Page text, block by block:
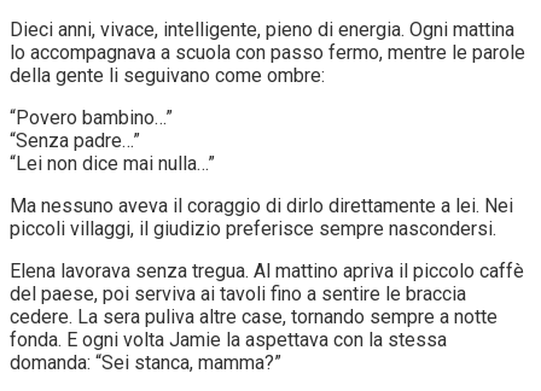
Dieci anni, vivace, intelligente, pieno di energia. Ogni mattina
lo accompagnava a scuola con passo fermo, mentre le parole
della gente li seguivano come ombre:
“Povero bambino…”
“Senza padre…”
“Lei non dice mai nulla…”
Ma nessuno aveva il coraggio di dirlo direttamente a lei. Nei
piccoli villaggi, il giudizio preferisce sempre nascondersi.
Elena lavorava senza tregua. Al mattino apriva il piccolo caffè
del paese, poi serviva ai tavoli fino a sentire le braccia
cedere. La sera puliva altre case, tornando sempre a notte
fonda. E ogni volta Jamie la aspettava con la stessa
domanda: “Sei stanca, mamma?”